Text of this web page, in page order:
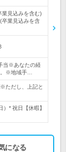
業見込みを含む)
卒業見込みを含
当※あなたの経
。※地域手…
ただし、上記と
* 祝日【休暇】
になる